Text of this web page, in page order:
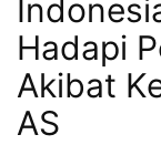
Hadapi
Akibat
AS